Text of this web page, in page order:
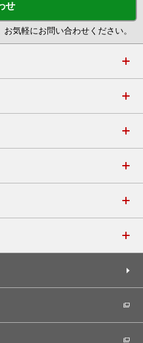
せ
気軽にお問い合わせください。